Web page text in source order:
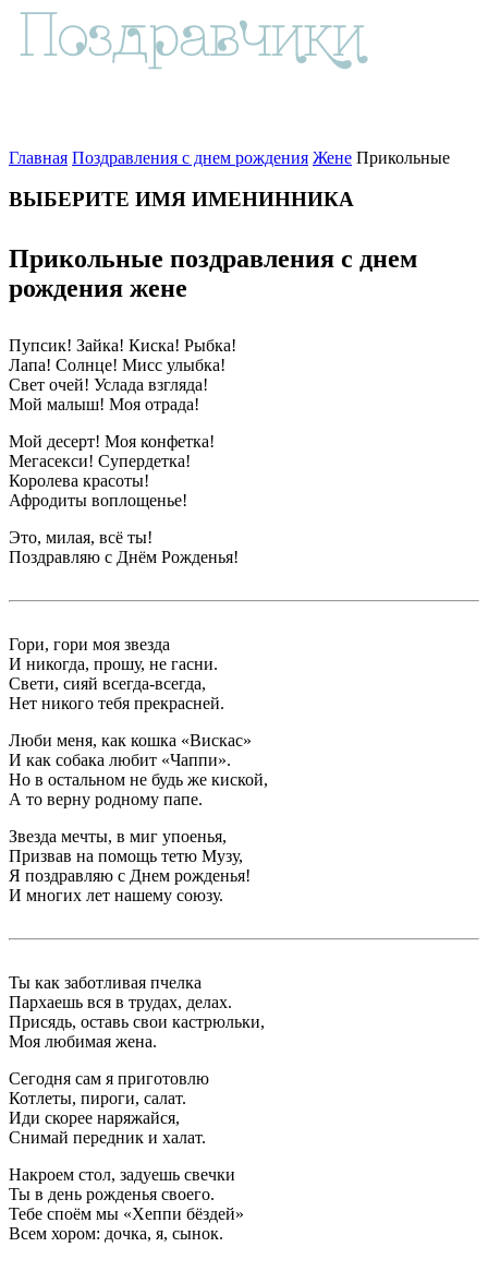
Главная Поздравления с днем рождения Жене Прикольные
ВЫБЕРИТЕ ИМЯ ИМЕНИННИКА
Прикольные поздравления с днем
рождения жене
Пупсик! Зайка! Киска! Рыбка!
Лапа! Солнце! Мисс улыбка!
Свет очей! Услада взгляда!
Мой малыш! Моя отрада!
Мой десерт! Моя конфетка!
Мегасекси! Супердетка!
Королева красоты!
Афродиты воплощенье!
Это, милая, всё ты!
Поздравляю с Днём Рожденья!
Гори, гори моя звезда
И никогда, прошу, не гасни.
Свети, сияй всегда-всегда,
Нет никого тебя прекрасней.
Люби меня, как кошка «Вискас»
И как собака любит «Чаппи».
Но в остальном не будь же киской,
А то верну родному папе.
Звезда мечты, в миг упоенья,
Призвав на помощь тетю Музу,
Я поздравляю с Днем рожденья!
И многих лет нашему союзу.
Ты как заботливая пчелка
Пархаешь вся в трудах, делах.
Присядь, оставь свои кастрюльки,
Моя любимая жена.
Сегодня сам я приготовлю
Котлеты, пироги, салат.
Иди скорее наряжайся,
Снимай передник и халат.
Накроем стол, задуешь свечки
Ты в день рожденья своего.
Тебе споём мы «Хеппи бёздей»
Всем хором: дочка, я, сынок.